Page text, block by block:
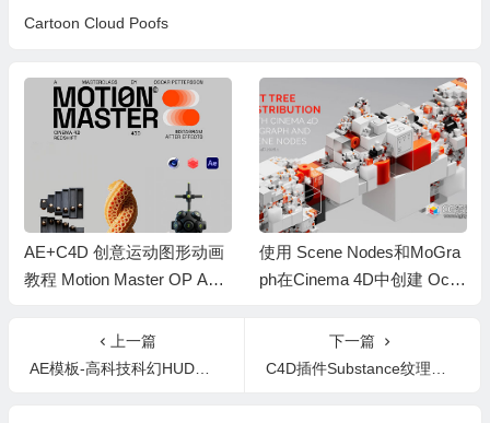
Cartoon Cloud Poofs
AE+C4D 创意运动图形动画
教程 Motion Master OP Ani
使用 Scene Nodes和MoGra
ph在Cinema 4D中创建 Oct
上一篇
AE模板-高科技科幻HUD信息元素展示limitless-hud-template
下一篇
C4D插件Substance纹理编辑 Substance in Cinema 4D+教程